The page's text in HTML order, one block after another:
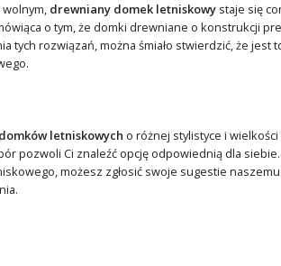
drewniany domek letniskowystaje się
o tym, że domki drewniane o konstrukcji
tych rozwiązań, można śmiało stwierdzić, że
letniskowych o różnej stylistyce i
pozwoli Ci znaleźć opcję odpowiednią dla
możesz zgłosić swoje sugestie naszemu